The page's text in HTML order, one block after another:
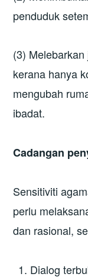
penduduk
(3)
kerana hanya
mengubah
ibadat.
Cadangan p
Sensitiviti
perlu
dan rasional,
Dialog